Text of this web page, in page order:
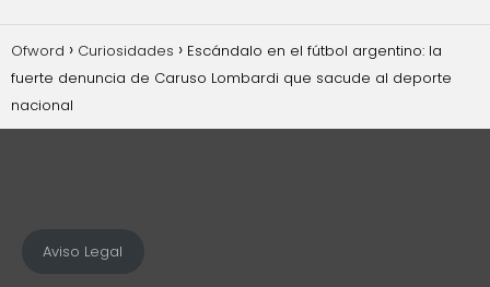
Ofword Curiosidades
Escándalo en el fútbol argentino: la
fuerte denuncia de Caruso Lombardi que sacude al deporte
nacional
Aviso Legal